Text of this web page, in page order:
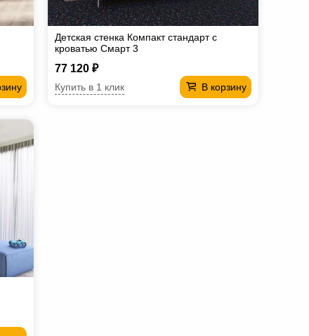
Детская стенка Компакт стандарт с
кроватью Смарт 3
77 120 ₽
В корзину
Купить в 1 клик